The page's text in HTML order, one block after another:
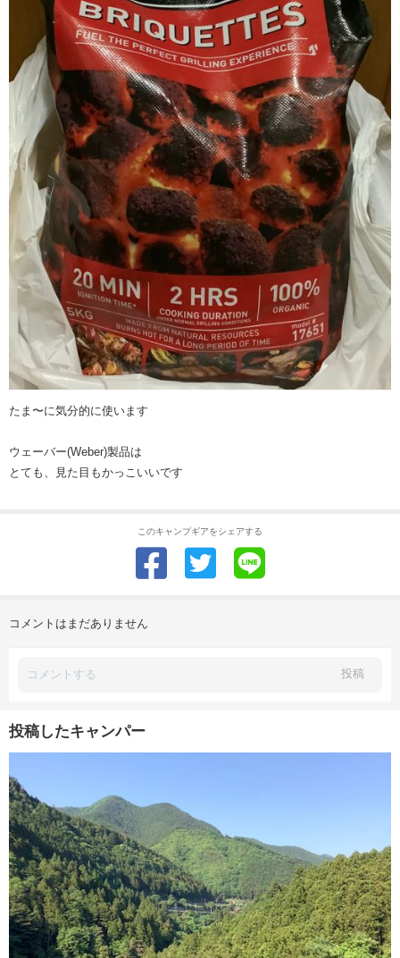
たま〜に気分的に使います
ウェーバー(Weber)製品は
とても、見た目もかっこいいです
このキャンプギアをシェアする
コメントはまだありません
投稿
投稿したキャンパー